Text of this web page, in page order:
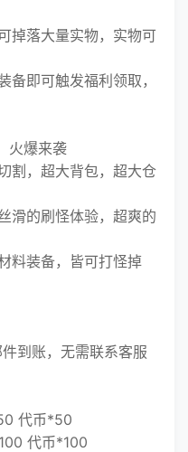
落大量实物，实物可
即可触发福利领取，
火爆来袭
，超大背包，超大仓
的刷怪体验，超爽的
装备，皆可打怪掉
到账，无需联系客服
代币*50
代币*100